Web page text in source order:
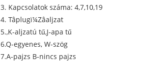
3. Kapcsolatok száma: 4,7,10,19
4. Tâplugï¼Zâaljzat
5.,K-aljzatú tű,J-apa tű
6.Q-egyenes, W-szög
7.A-pajzs B-nincs pajzs